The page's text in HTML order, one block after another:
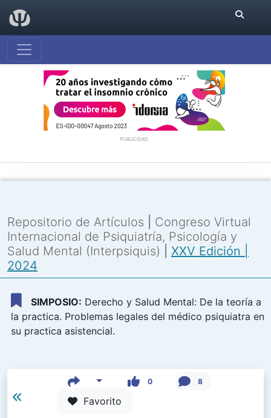
PUBLICIDAD
Repositorio de Artículos
Congreso Virtual
Internacional de Psiquiatría, Psicología y
Salud Mental (Interpsiquis)
XXV Edición |
2024
SIMPOSIO: Derecho y Salud Mental: De la teoría a
la practica. Problemas legales del médico psiquiatra en
su practica asistencial.
0 8
Favorito